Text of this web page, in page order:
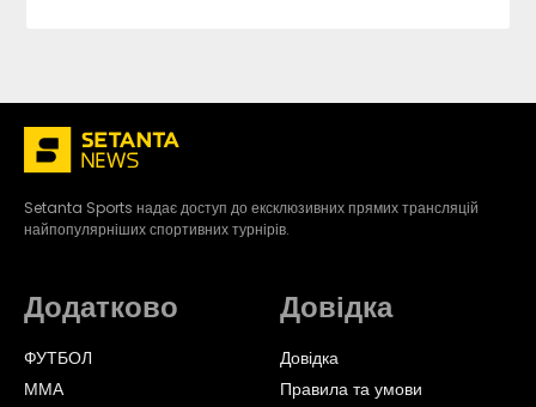
Setanta Sports надає доступ до ексклюзивних прямих трансляцій
найпопулярніших спортивних турнірів.
Додатково
ФУТБОЛ
ММА
Довідка
Довідка
Правила та умови